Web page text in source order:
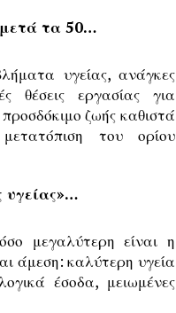
μετά τα 50…
υγείας, ανάγκες
θέσεις εργασίας για
ζωής καθιστά
του ορίου
υγείας»…
μεγαλύτερη είναι η
άμεση: καλύτερη υγεία
έσοδα, μειωμένες